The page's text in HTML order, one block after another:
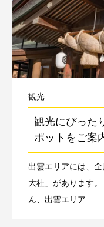
観光
観光にぴった
ポットをご案
出雲エリアには、
大社」があります
ん、出雲エリア...